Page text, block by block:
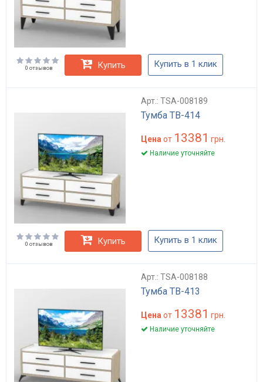
0 отзывов Купить Купить в 1 клик
Арт.: TSA-008189
Тумба ТВ-414
Цена от 13381 грн.
Наличие уточняйте
0 отзывов Купить Купить в 1 клик
Арт.: TSA-008188
Тумба ТВ-413
Цена от 13381 грн.
Наличие уточняйте